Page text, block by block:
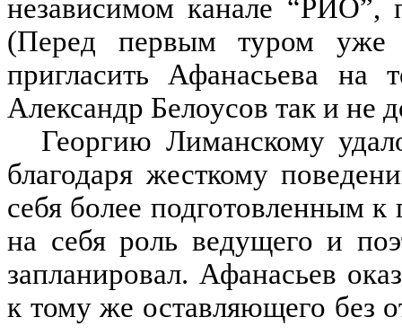
независимом канале
(Перед первым туром уже
пригласить Афанасьева на
Александр Белоусов так и не
Георгию Лиманскому
благодаря жесткому
себя более подготовленным
на себя роль ведущего и
запланировал. Афанасьев
к тому же оставляющего без